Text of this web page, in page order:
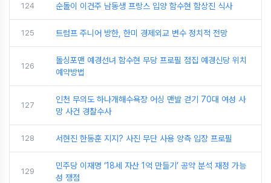
124 순돌이 이건주 남동생 프랑스 입양 함수현 함상진 식사
125 트럼프 주니어 방한, 한미 경제외교 변수 정치적 전망
126
돌싱포맨 예경선녀 함수현 무당 프로필 점집 예경신당 위치
예약방법
127
인천 무의도 하나개해수욕장 어싱 맨발 걷기 70대 여성 사
망 사건 경찰수사
128 서현진 한동훈 지지? 사진 무단 사용 양측 입장 프로필
129
민주당 이재명 ‘18세 자산 1억 만들기’ 공약 분석 재정 가능
성 쟁점